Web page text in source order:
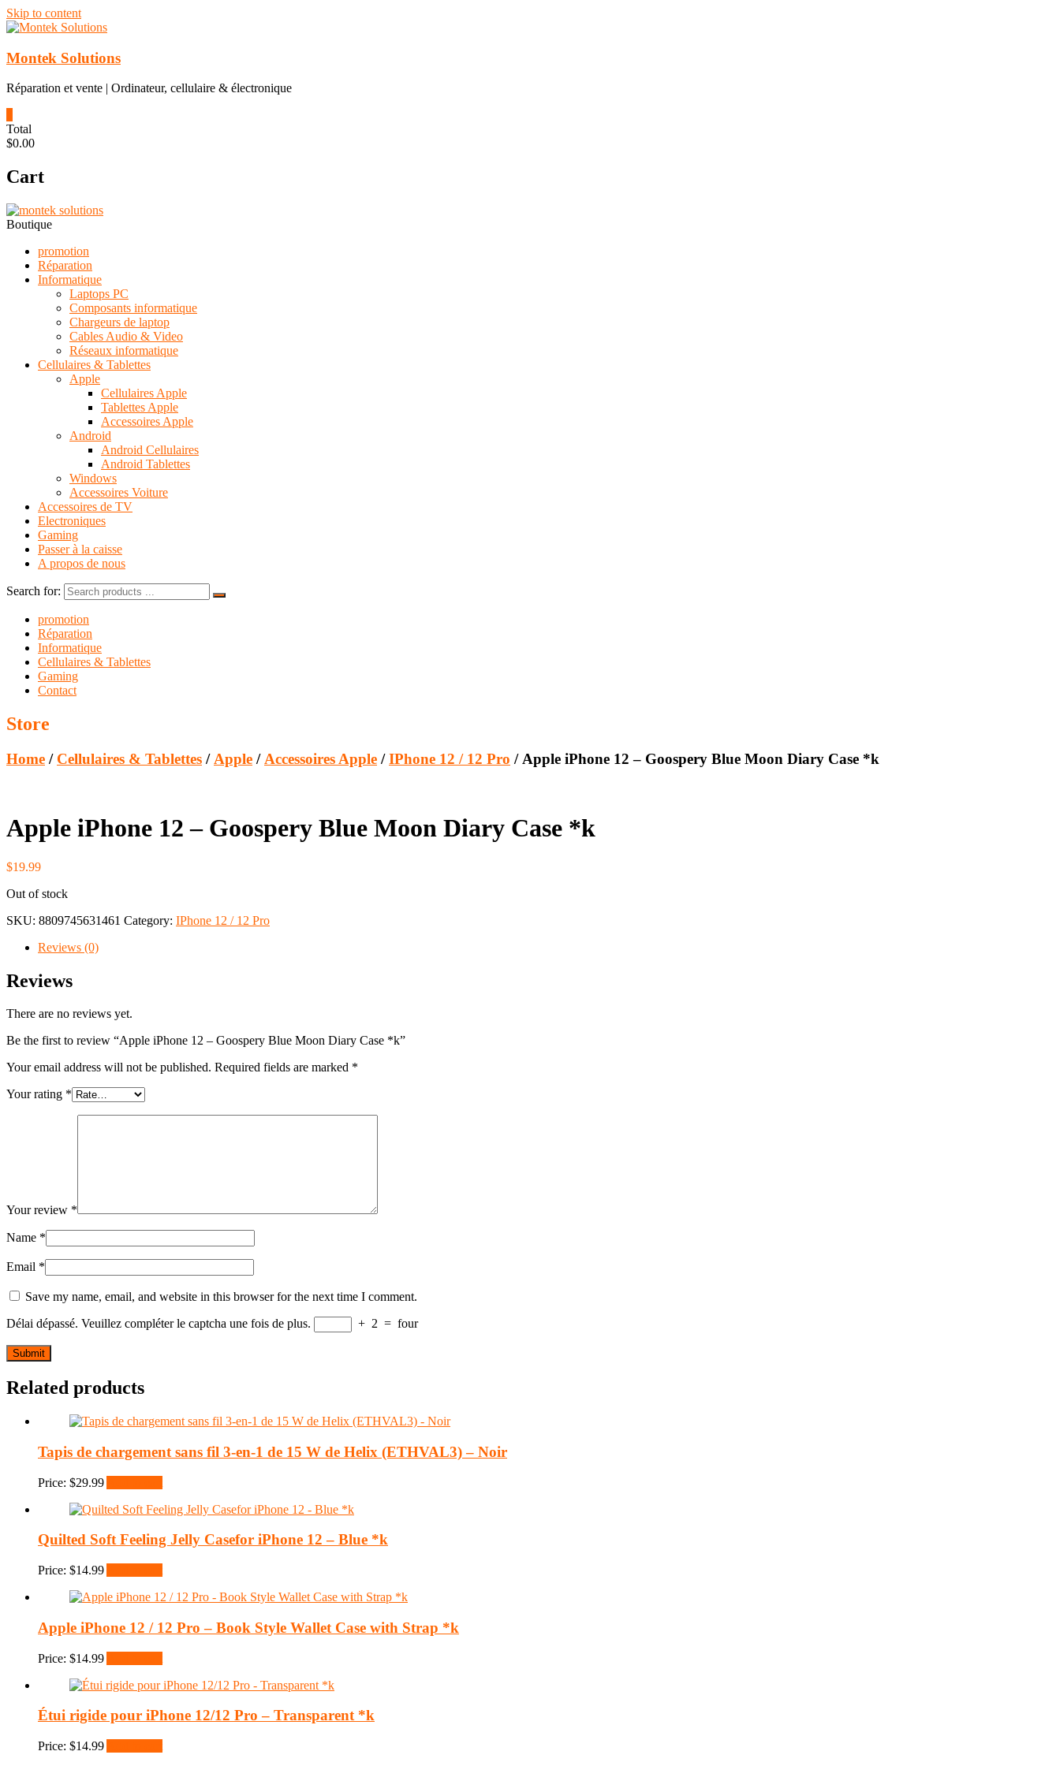
Skip to content
Montek Solutions
Réparation et vente | Ordinateur, cellulaire & électronique
Total
$0.00
Cart
Boutique
promotion
Réparation
Informatique
Laptops PC
Composants informatique
Chargeurs de laptop
Cables Audio & Video
Réseaux informatique
Cellulaires & Tablettes
Apple
Cellulaires Apple
Tablettes Apple
Accessoires Apple
Android
Android Cellulaires
Android Tablettes
Windows
Accessoires Voiture
Accessoires de TV
Electroniques
Gaming
Passer à la caisse
A propos de nous
Search for:
promotion
Réparation
Informatique
Cellulaires & Tablettes
Gaming
Contact
Store
Home / Cellulaires & Tablettes / Apple / Accessoires Apple /IPhone 12 / 12 Pro / Apple iPhone 12 – Goospery Blue Moon Diary Case *k
Apple iPhone 12 – Goospery Blue Moon Diary Case *k
$19.99
Out of stock
SKU: 8809745631461 Category: IPhone 12 / 12 Pro
Reviews (0)
Reviews
There are no reviews yet.
Be the first to review “Apple iPhone 12 – Goospery Blue Moon Diary Case *k”
Your email address will not be published. Required fields are marked *
Your rating *
Your review *
Name *
Email *
Save my name, email, and website in this browser for the next time I comment.
Délai dépassé. Veuillez compléter le captcha une fois de plus.
+ 2 = four
Related products
Tapis de chargement sans fil 3-en-1 de 15 W de Helix (ETHVAL3) – Noir
Price: $29.99
Quilted Soft Feeling Jelly Casefor iPhone 12 – Blue *k
Price: $14.99
Apple iPhone 12 / 12 Pro – Book Style Wallet Case with Strap *k
Price: $14.99
Étui rigide pour iPhone 12/12 Pro – Transparent *k
Price: $14.99